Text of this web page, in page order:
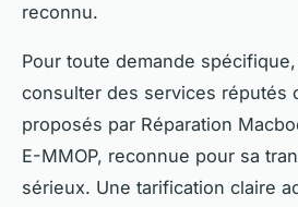
reconnu.
Pour toute demande spécifique,
consulter des services réputés
proposés par Réparation
E-MMOP, reconnue pour sa
sérieux. Une tarification claire